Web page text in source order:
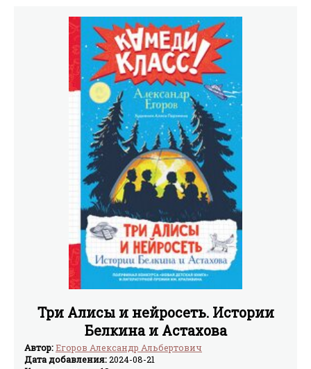
Три Алисы и нейросеть. Истории
Белкина и Астахова
Автор:Егоров Александр Альбертович
Дата добавления:2024-08-21